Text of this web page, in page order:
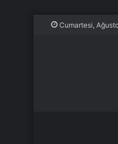
Cumartesi,